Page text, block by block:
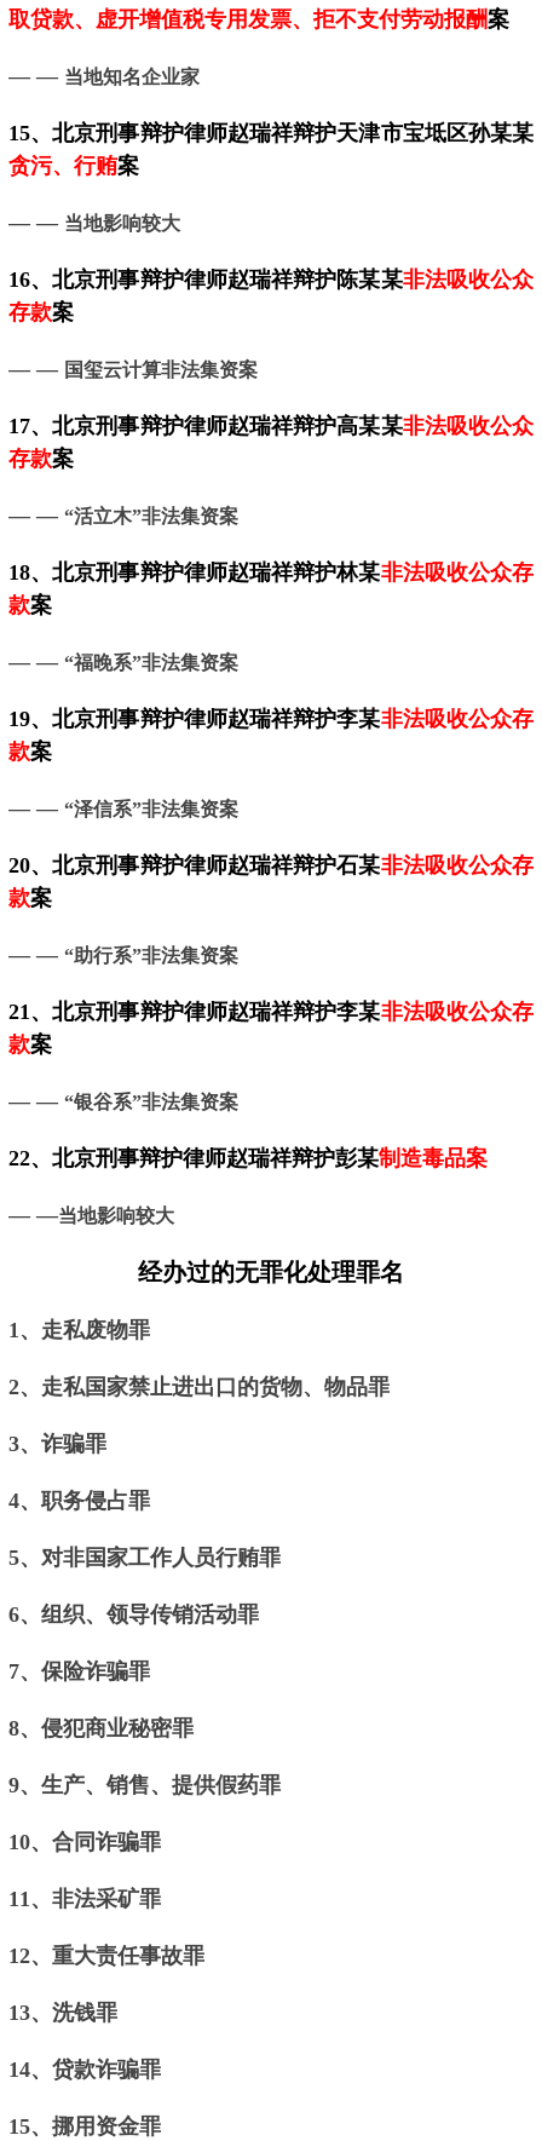
取贷款、虚开增值税专用发票、拒不支付劳动报酬案
— — 当地知名企业家
15、北京刑事辩护律师赵瑞祥辩护天津市宝坻区孙某某
贪污、行贿案
— — 当地影响较大
16、北京刑事辩护律师赵瑞祥辩护陈某某非法吸收公众
存款案
— — 国玺云计算非法集资案
17、北京刑事辩护律师赵瑞祥辩护高某某非法吸收公众
存款案
— — “活立木”非法集资案
18、北京刑事辩护律师赵瑞祥辩护林某非法吸收公众存
款案
— — “福晚系”非法集资案
19、北京刑事辩护律师赵瑞祥辩护李某非法吸收公众存
款案
— — “泽信系”非法集资案
20、北京刑事辩护律师赵瑞祥辩护石某非法吸收公众存
款案
— — “助行系”非法集资案
21、北京刑事辩护律师赵瑞祥辩护李某非法吸收公众存
款案
— — “银谷系”非法集资案
22、 北京刑事辩护律师赵瑞祥辩护彭某制造毒品案
— —当地影响较大
经办过的无罪化处理罪名
1、走私废物罪
2、走私国家禁止进出口的货物、物品罪
3、诈骗罪
4、职务侵占罪
5、对非国家工作人员行贿罪
6、组织、领导传销活动罪
7、保险诈骗罪
8、侵犯商业秘密罪
9、生产、销售、提供假药罪
10、合同诈骗罪
11、非法采矿罪
12、重大责任事故罪
13、洗钱罪
14、贷款诈骗罪
15、挪用资金罪